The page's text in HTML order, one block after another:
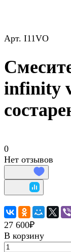
Арт. I11VO
infinity
0
Нет отзывов
27 600₽
В корзину